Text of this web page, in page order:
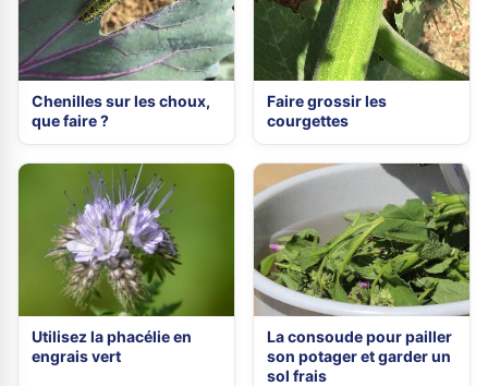
Chenilles sur les choux,
que faire ?
Faire grossir les
courgettes
Utilisez la phacélie en
engrais vert
La consoude pour pailler
son potager et garder un
sol frais